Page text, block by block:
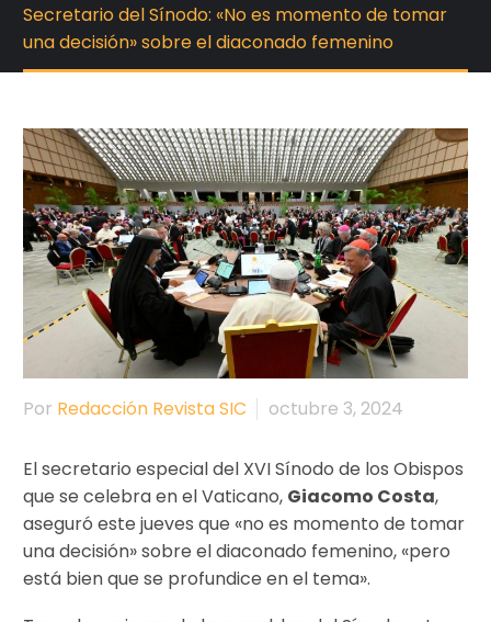
Secretario del Sínodo: «No es momento de tomar
una decisión» sobre el diaconado femenino
Por Redacción Revista SIC octubre 3, 2024
El secretario especial del XVI Sínodo de los Obispos
que se celebra en el Vaticano, Giacomo Costa,
aseguró este jueves que «no es momento de tomar
una decisión» sobre el diaconado femenino, «pero
está bien que se profundice en el tema».